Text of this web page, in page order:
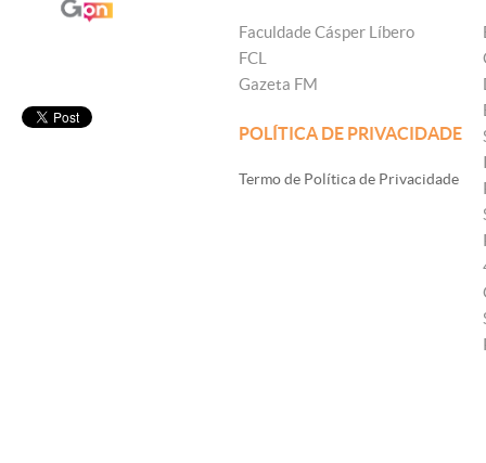
Faculdade Cásper Líbero
FCL
Gazeta FM
POLÍTICA DE PRIVACIDADE
Termo de Política de Privacidade